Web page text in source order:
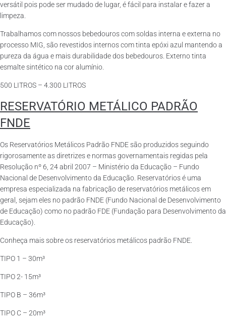
versátil pois pode ser mudado de lugar, é fácil para instalar e fazer a
limpeza.
Trabalhamos com nossos bebedouros com soldas interna e externa no
processo MIG, são revestidos internos com tinta epóxi azul mantendo a
pureza da água e mais durabilidade dos bebedouros. Externo tinta
esmalte sintético na cor alumínio.
500 LITROS – 4.300 LITROS
RESERVATÓRIO METÁLICO PADRÃO
FNDE
Os Reservatórios Metálicos Padrão FNDE são produzidos seguindo
rigorosamente as diretrizes e normas governamentais regidas pela
Resolução nº 6, 24 abril 2007 – Ministério da Educação – Fundo
Nacional de Desenvolvimento da Educação. Reservatórios é uma
empresa especializada na fabricação de reservatórios metálicos em
geral, sejam eles no padrão FNDE (Fundo Nacional de Desenvolvimento
de Educação) como no padrão FDE (Fundação para Desenvolvimento da
Educação).
Conheça mais sobre os reservatórios metálicos padrão FNDE.
TIPO 1 – 30m³
TIPO 2- 15m³
TIPO B – 36m³
TIPO C – 20m³